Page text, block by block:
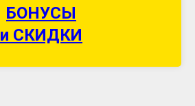
БОНУСЫ
и СКИДКИ